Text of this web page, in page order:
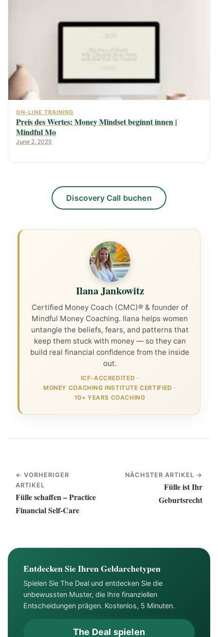
ON-LINE TRAINING
Preis des Wertes: Money Mindset beginnt innen |
Mindful Mo
June 2, 2025
Discovery Call buchen
Ilana Jankowitz
Certified Money Coach (CMC)® & founder of
Mindful Money Coaching. Ilana helps women
untangle the beliefs, fears, and patterns that
keep them stuck with money — so they can
build real financial confidence from the inside
out.
ICF-ACCREDITED ·
MONEY COACHING INSTITUTE CERTIFIED ·
10+ YEARS COACHING
← VORHERIGER
ARTIKEL
Fülle schaffen – Practice
Financial Self-Care
NÄCHSTER ARTIKEL →
Fülle ist Ihr
Geburtsrecht
Entdecken Sie Ihren Geldarchetypen
Spielen Sie The Deal und entdecken Sie die
unbewussten Muster, die Ihre finanziellen
Entscheidungen prägen. Kostenlos, 5 Minuten.
The Deal spielen